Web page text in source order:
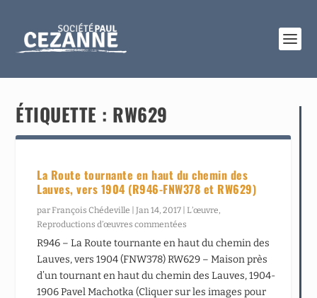
ÉTIQUETTE : RW629
La Route tournante en haut du chemin des
Lauves, vers 1904 (R946-FNW378 et RW629)
parFrançois Chédeville |Jan 14, 2017 |L’œuvre,
Reproductions d’œuvres commentées
R946 – La Route tournante en haut du chemin des
Lauves, vers 1904 (FNW378) RW629 – Maison près
d’un tournant en haut du chemin des Lauves, 1904-
1906 Pavel Machotka (Cliquer sur les images pour